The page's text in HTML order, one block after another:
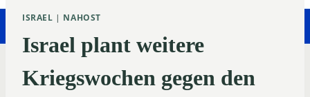
ISRAEL | NAHOST
Israel plant weitere
Kriegswochen gegen den